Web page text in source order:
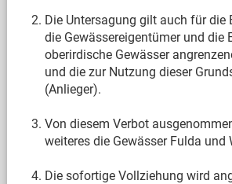
Die Untersagung gilt auch für die
die Gewässereigentümer und die
oberirdische Gewässer
und die zur Nutzung dieser
(Anlieger).
Von diesem Verbot
weiteres die Gewässer Fulda und
Die sofortige Vollziehung wird